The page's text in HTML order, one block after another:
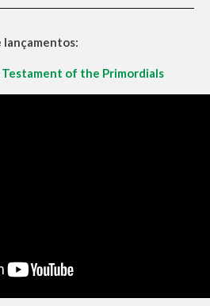
lançamentos:
of the Primordials